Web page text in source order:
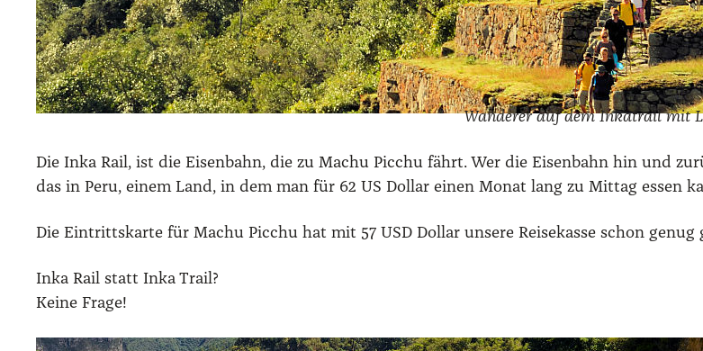
Wan­de­rer auf dem Inka­trail mit
Die Inka Rail, ist die Eisen­bahn, die zu Machu Pic­chu fährt. Wer die Eisen­bahn hin und
das in Peru, einem Land, in dem man für 62 US Dol­lar einen Monat lang zu Mit­tag essen
Die Ein­tritts­kar­te für Machu Pic­chu hat mit 57 USD Dol­lar unse­re Rei­se­kas­se schon
Inka Rail statt Inka Trail?
Kei­ne Fra­ge!